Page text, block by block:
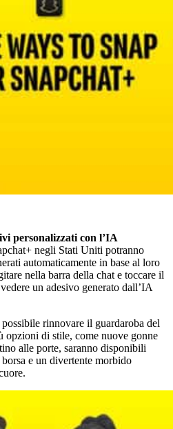
personalizzati con l’IA
negli Stati Uniti potranno
automaticamente in base al loro
nella barra della chat e toccare il
un adesivo generato dall’IA
possibile rinnovare il guardaroba del
di stile, come nuove gonne
alle porte, saranno disponibili
e un divertente morbido